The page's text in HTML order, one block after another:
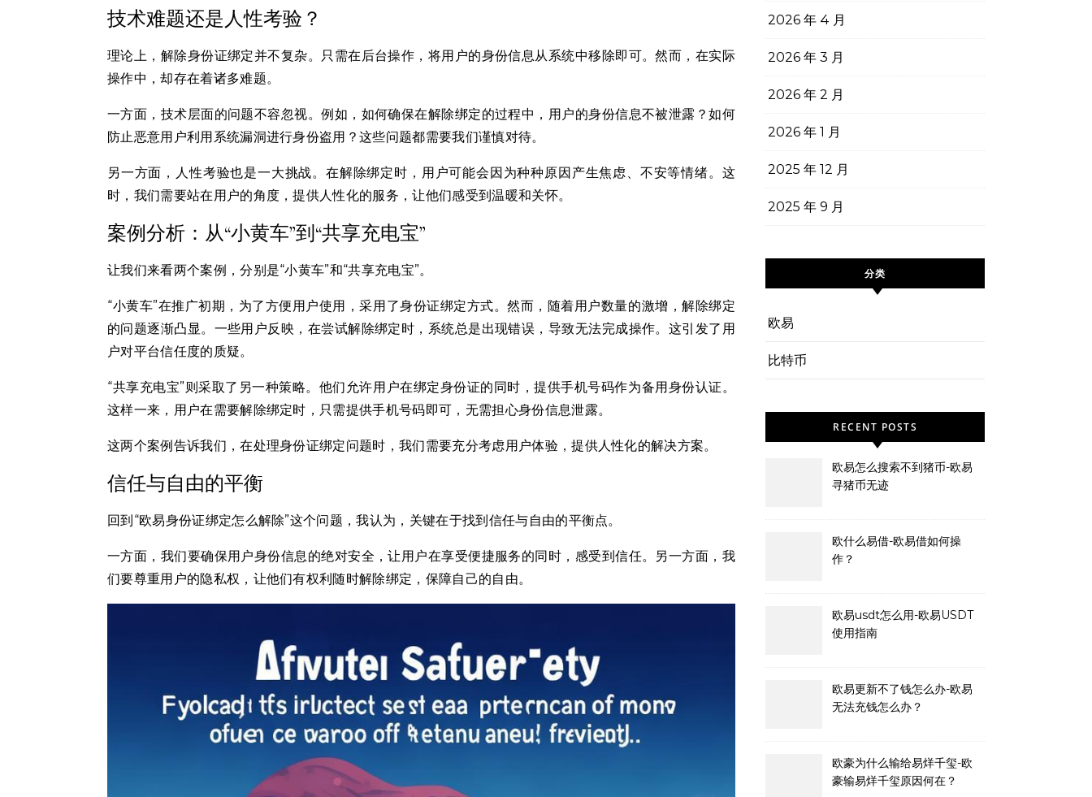
技术难题还是人性考验？
理论上，解除身份证绑定并不复杂。只需在后台操作，将用户的身份信息从系统中移除即可。然而，在实际
操作中，却存在着诸多难题。
一方面，技术层面的问题不容忽视。例如，如何确保在解除绑定的过程中，用户的身份信息不被泄露？如何
防止恶意用户利用系统漏洞进行身份盗用？这些问题都需要我们谨慎对待。
另一方面，人性考验也是一大挑战。在解除绑定时，用户可能会因为种种原因产生焦虑、不安等情绪。这
时，我们需要站在用户的角度，提供人性化的服务，让他们感受到温暖和关怀。
案例分析：从“小黄车”到“共享充电宝”
让我们来看两个案例，分别是“小黄车”和“共享充电宝”。
“小黄车”在推广初期，为了方便用户使用，采用了身份证绑定方式。然而，随着用户数量的激增，解除绑定
的问题逐渐凸显。一些用户反映，在尝试解除绑定时，系统总是出现错误，导致无法完成操作。这引发了用
户对平台信任度的质疑。
“共享充电宝”则采取了另一种策略。他们允许用户在绑定身份证的同时，提供手机号码作为备用身份认证。
这样一来，用户在需要解除绑定时，只需提供手机号码即可，无需担心身份信息泄露。
这两个案例告诉我们，在处理身份证绑定问题时，我们需要充分考虑用户体验，提供人性化的解决方案。
信任与自由的平衡
回到“欧易身份证绑定怎么解除”这个问题，我认为，关键在于找到信任与自由的平衡点。
一方面，我们要确保用户身份信息的绝对安全，让用户在享受便捷服务的同时，感受到信任。另一方面，我
们要尊重用户的隐私权，让他们有权利随时解除绑定，保障自己的自由。
2026 年 4 月
2026 年 3 月
2026 年 2 月
2026 年 1 月
2025 年 12 月
2025 年 9 月
分类
欧易
比特币
RECENT POSTS
欧易怎么搜索不到猪币-欧易
寻猪币无迹
欧什么易借-欧易借如何操
作？
欧易usdt怎么用-欧易USDT
使用指南
欧易更新不了钱怎么办-欧易
无法充钱怎么办？
欧豪为什么输给易烊千玺-欧
豪输易烊千玺原因何在？